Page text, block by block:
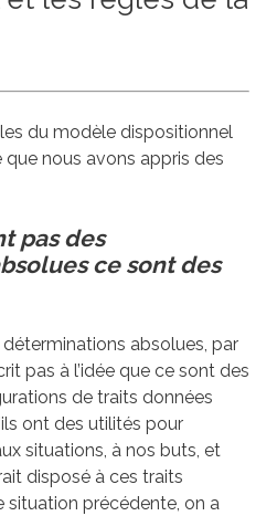
du modèle dispositionnel
nous avons appris des
pasdes
ce sont des
absolues, par
pas à l’idée que ce sont des
de traits données
ont des utilités pour
situations, à nos buts, et
disposé à ces traits
situation précédente, on a